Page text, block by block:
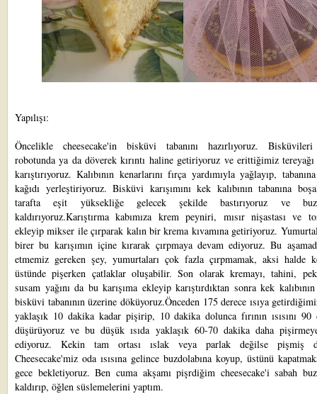
Yapılışı:
Öncelikle cheesecake'in bisküvi tabanını hazırlıyoruz.
robotunda ya da döverek kırıntı haline getiriyoruz ve erittiğimiz
karıştırıyoruz. Kalıbının kenarlarını fırça yardımıyla yağlayıp,
kağıdı yerleştiriyoruz. Bisküvi karışımını kek kalıbının tabanına
tarafta eşit yüksekliğe gelecek şekilde bastırıyoruz ve
kaldırıyoruz.Karıştırma kabımıza krem peyniri, mısır nişastası ve
ekleyip mikser ile çırparak kalın bir krema kıvamına getiriyoruz.
birer bu karışımın içine kırarak çırpmaya devam ediyoruz. Bu
etmemiz gereken şey, yumurtaları çok fazla çırpmamak, aksi halde
üstünde pişerken çatlaklar oluşabilir. Son olarak kremayı, tahini,
susam yağını da bu karışıma ekleyip karıştırdıktan sonra kek
bisküvi tabanının üzerine döküyoruz.Önceden 175 derece ısıya
yaklaşık 10 dakika kadar pişirip, 10 dakika dolunca fırının ısısını 90
düşürüyoruz ve bu düşük ısıda yaklaşık 60-70 dakika daha
ediyoruz. Kekin tam ortası ıslak veya parlak değilse pişmiş
Cheesecake'miz oda ısısına gelince buzdolabına koyup, üstünü
gece bekletiyoruz. Ben cuma akşamı pişrdiğim cheesecake'i sabah
kaldırıp, öğlen süslemelerini yaptım.